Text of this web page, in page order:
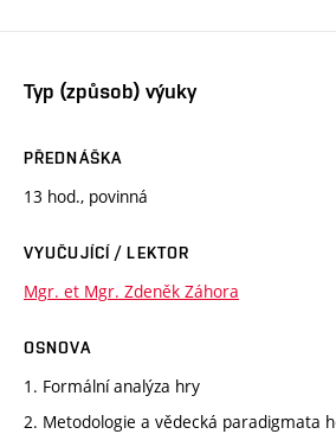
Typ (způsob) výuky
PŘEDNÁŠKA
13 hod., povinná
VYUČUJÍCÍ / LEKTOR
Mgr. et Mgr. Zdeněk Záhora
OSNOVA
1. Formální analýza hry
2. Metodologie a vědecká paradigmata